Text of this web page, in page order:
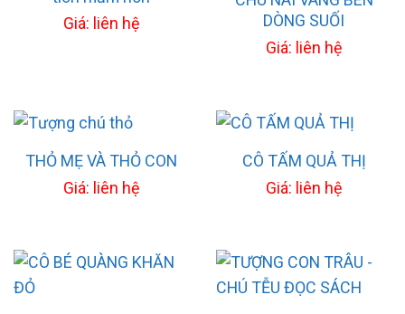
Giá: liên hệ
DÒNG SUỐI
Giá: liên hệ
THỎ MẸ VÀ THỎ CON
Giá: liên hệ
CÔ TẤM QUẢ THỊ
Giá: liên hệ